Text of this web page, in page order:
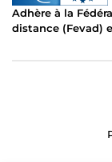
Adhère à la
distance (Fevad)